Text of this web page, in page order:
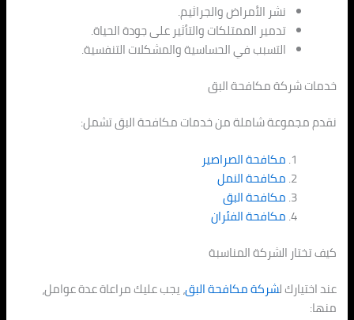
نشر الأمراض والجراثيم.
تدمير الممتلكات والتأثير على جودة الحياة.
التسبب في الحساسية والمشكلات التنفسية.
خدمات شركة مكافحة البق
نقدم مجموعة شاملة من خدمات مكافحة البق تشمل:
مكافحة الصراصير
مكافحة النمل
مكافحة البق
مكافحة الفئران
كيف تختار الشركة المناسبة
عند اختيارك لشركة مكافحة البق، يجب عليك مراعاة عدة عوامل،
منها: